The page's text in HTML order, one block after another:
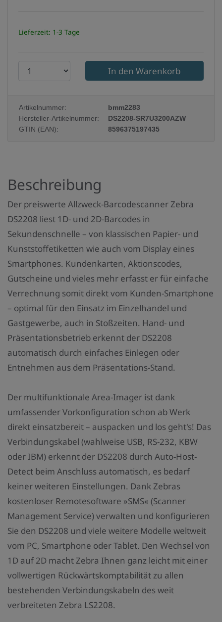
Lieferzeit: 1-3 Tage
r
d
u
n
z
a
h
l
:
Artikelnummer:
bmm2283
Hersteller-Artikelnummer:
DS2208-SR7U3200AZW
GTIN (EAN):
8596375197435
Beschreibung
Der preiswerte Allzweck-Barcodescanner Zebra
DS2208 liest 1D- und 2D-Barcodes in
Sekundenschnelle – von klassischen Papier- und
Kunststoffetiketten wie auch vom Display eines
Smartphones. Kundenkarten, Aktionscodes,
Gutscheine und vieles mehr erfasst er für einfache
Verrechnung somit direkt vom Kunden-Smartphone
– optimal für den Einsatz im Einzelhandel und
Gastgewerbe, auch in Stoßzeiten. Hand- und
Präsentationsbetrieb erkennt der DS2208
automatisch durch einfaches Einlegen oder
Entnehmen aus dem Präsentations-Stand.
Der multifunktionale Area-Imager ist dank
umfassender Vorkonfiguration schon ab Werk
direkt einsatzbereit – auspacken und los geht's! Das
Verbindungskabel (wahlweise USB, RS-232, KBW
oder IBM) erkennt der DS2208 durch Auto-Host-
Detect beim Anschluss automatisch, es bedarf
keiner weiteren Einstellungen. Dank Zebras
kostenloser Remotesoftware »SMS« (Scanner
Management Service) verwalten und konfigurieren
Sie den DS2208 und viele weitere Modelle weltweit
vom PC, Smartphone oder Tablet. Den Wechsel von
1D auf 2D macht Zebra Ihnen ganz leicht mit einer
vollwertigen Rückwärtskomptabilität zu allen
bestehenden Verbindungskabeln des weit
verbreiteten Zebra LS2208.